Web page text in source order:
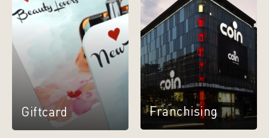
Giftcard Franchising